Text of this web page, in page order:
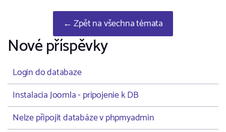
← Zpět na všechna témata
Nové příspěvky
Login do databaze
Instalacia Joomla - pripojenie k DB
Nelze připojit databáze v phpmyadmin